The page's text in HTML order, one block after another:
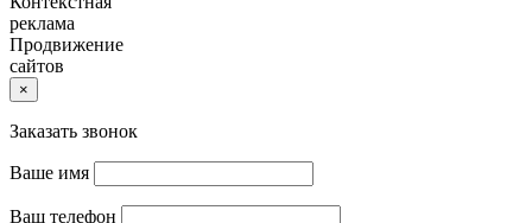
реклама
Продвижение
сайтов
×
Заказать звонок
Ваше имя
Ваш телефон